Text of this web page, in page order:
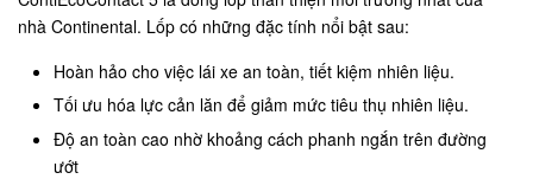
nhà Continental. Lốp có những đặc tính nổi bật sau:
Hoàn hảo cho việc lái xe an toàn, tiết kiệm nhiên liệu.
Tối ưu hóa lực cản lăn để giảm mức tiêu thụ nhiên liệu.
Độ an toàn cao nhờ khoảng cách phanh ngắn trên đường
ướt